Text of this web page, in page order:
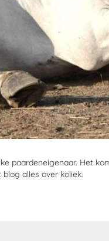
paardeneigenaar. Het
alles over koliek.